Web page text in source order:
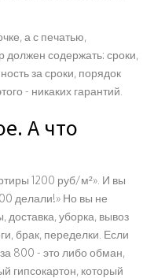
а с печатью,
должен содержать: сроки,
за сроки, порядок
- никаких гарантий.
А что
1200 руб/м²». И вы
делали!» Но вы не
доставка, уборка, вывоз
брак, переделки. Если
800 - это либо обман,
гипсокартон, который